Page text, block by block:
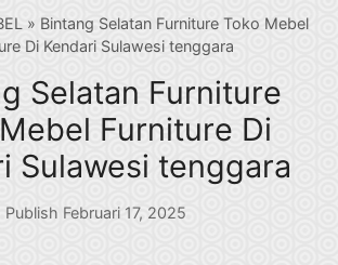
» Bintang Selatan Furniture Toko Mebel
Di Kendari Sulawesi tenggara
Selatan Furniture
Furniture Di
Sulawesi tenggara
Publish Februari 17, 2025